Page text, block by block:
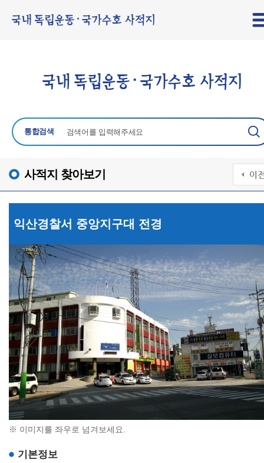
통합검색
사적지 찾아보기
익산경찰서 중앙지구대 전경
※ 이미지를 좌우로 넘겨보세요.
기본정보